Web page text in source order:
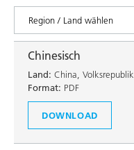
Chinesisch
Land: China, Volksrepublik
Format: PDF
DOWNLOAD